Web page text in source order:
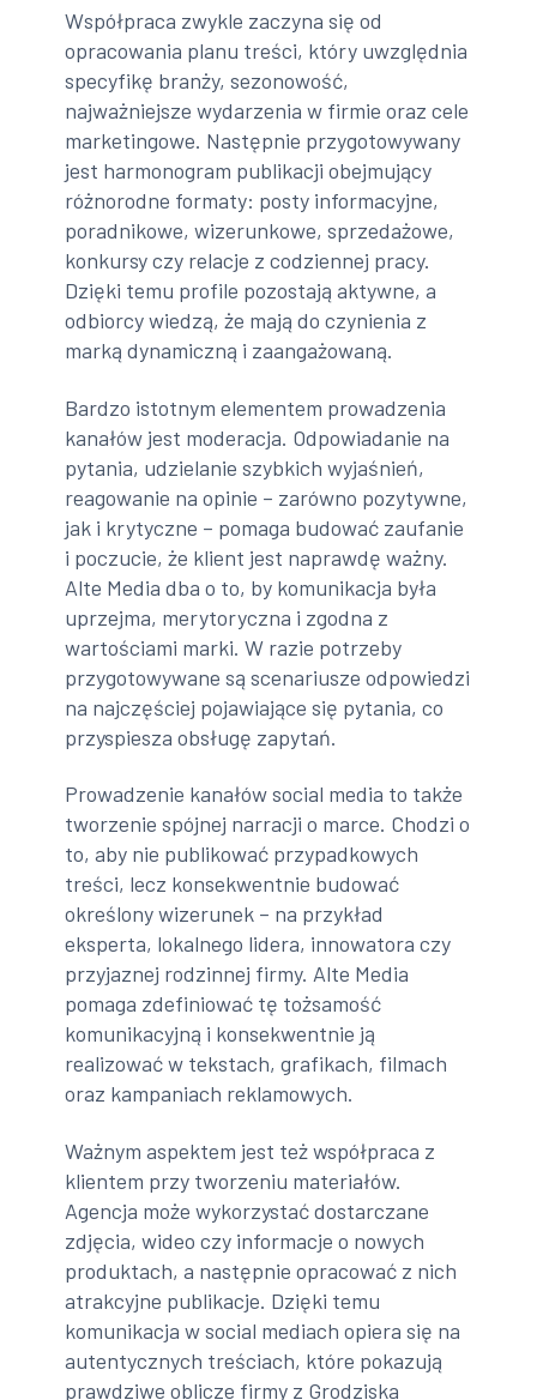
Współpraca zwykle zaczyna się od
opracowania planu treści, który uwzględnia
specyfikę branży, sezonowość,
najważniejsze wydarzenia w firmie oraz cele
marketingowe. Następnie przygotowywany
jest harmonogram publikacji obejmujący
różnorodne formaty: posty informacyjne,
poradnikowe, wizerunkowe, sprzedażowe,
konkursy czy relacje z codziennej pracy.
Dzięki temu profile pozostają aktywne, a
odbiorcy wiedzą, że mają do czynienia z
marką dynamiczną i zaangażowaną.
Bardzo istotnym elementem prowadzenia
kanałów jest moderacja. Odpowiadanie na
pytania, udzielanie szybkich wyjaśnień,
reagowanie na opinie – zarówno pozytywne,
jak i krytyczne – pomaga budować zaufanie
i poczucie, że klient jest naprawdę ważny.
Alte Media dba o to, by komunikacja była
uprzejma, merytoryczna i zgodna z
wartościami marki. W razie potrzeby
przygotowywane są scenariusze odpowiedzi
na najczęściej pojawiające się pytania, co
przyspiesza obsługę zapytań.
Prowadzenie kanałów social media to także
tworzenie spójnej narracji o marce. Chodzi o
to, aby nie publikować przypadkowych
treści, lecz konsekwentnie budować
określony wizerunek – na przykład
eksperta, lokalnego lidera, innowatora czy
przyjaznej rodzinnej firmy. Alte Media
pomaga zdefiniować tę tożsamość
komunikacyjną i konsekwentnie ją
realizować w tekstach, grafikach, filmach
oraz kampaniach reklamowych.
Ważnym aspektem jest też współpraca z
klientem przy tworzeniu materiałów.
Agencja może wykorzystać dostarczane
zdjęcia, wideo czy informacje o nowych
produktach, a następnie opracować z nich
atrakcyjne publikacje. Dzięki temu
komunikacja w social mediach opiera się na
autentycznych treściach, które pokazują
prawdziwe oblicze firmy z Grodziska